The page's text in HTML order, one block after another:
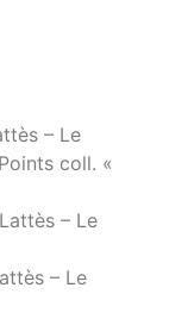
– Le
coll. «
– Le
– Le